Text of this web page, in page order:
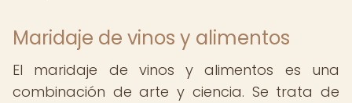
Maridaje de vinos y alimentos
El maridaje de vinos y alimentos es una
combinación de arte y ciencia. Se trata de